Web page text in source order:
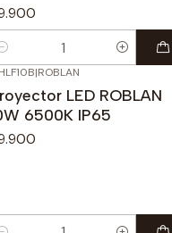
|ROBLAN
LED ROBLAN
6500K IP65